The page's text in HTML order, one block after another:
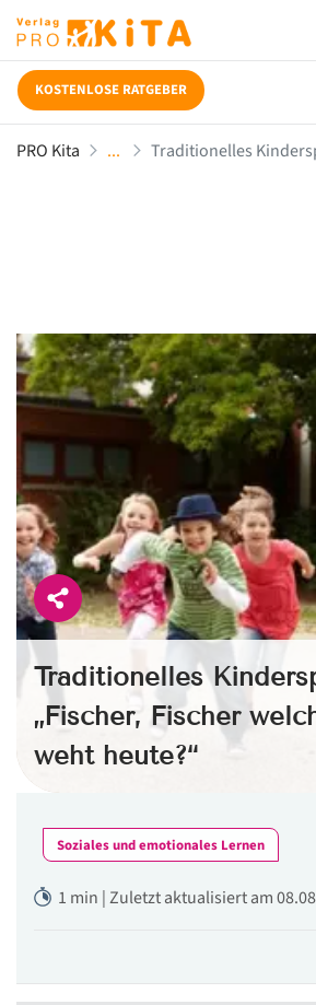
KOSTENLOSE RATGEBER
PRO Kita Traditionelles
Traditionelles
„Fischer, Fischer
weht heute?“
Soziales und emotionales Lernen
1 min | Zuletzt aktualisiert am